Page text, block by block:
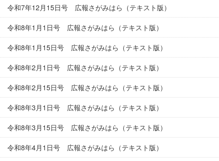
令和7年12月15日号 広報さがみはら（テキスト版）
令和8年1月1日号 広報さがみはら（テキスト版）
令和8年1月15日号 広報さがみはら（テキスト版）
令和8年2月1日号 広報さがみはら（テキスト版）
令和8年2月15日号 広報さがみはら（テキスト版）
令和8年3月1日号 広報さがみはら（テキスト版）
令和8年3月15日号 広報さがみはら（テキスト版）
令和8年4月1日号 広報さがみはら（テキスト版）